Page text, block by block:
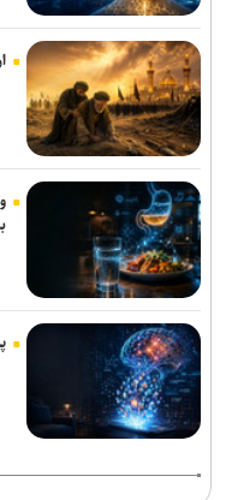
شد
دادسرای تهران
۶۰ میلیون تردد خودرویی در مرز‌های اربعینی ثبت شد
ستاد حقوق بشر: روز حقوق
سیگار مهم‌ترین دروازه
ورود حیوانات خانگی به
است
ادعای نماینده مجلس
صحت ندارد